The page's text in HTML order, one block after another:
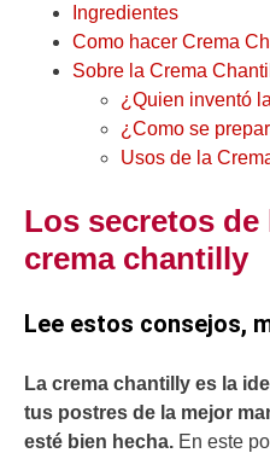
Ingredientes
Como hacer Crema
Sobre la Crema
¿Quien inventó
¿Como se
Usos de la
Los secretos de
crema chantilly
Lee estos consejos,
La crema chantilly es la
tus postres de la mejor
esté bien hecha. En este